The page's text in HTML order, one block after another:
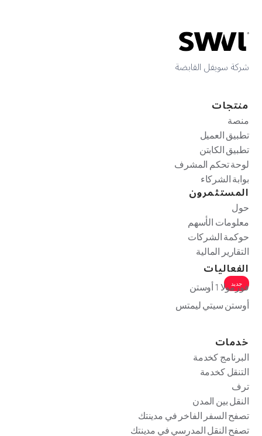
شركة سويفل القابضة
منتجات
منصة
تطبيق العميل
تطبيق الكابتن
لوحة تحكم المشرف
بوابة الشركاء
المستثمرون
حول
معلومات الأسهم
حوكمة الشركات
التقارير المالية
الفعاليات
جديد
فورمولا 1 أوستن
أوستن سيتي ليمتس
خدمات
البرنامج كخدمة
التنقل كخدمة
ترف
النقل بين المدن
تصفح السفر الفاخر في مدينتك
تصفح النقل المدرسي في مدينتك